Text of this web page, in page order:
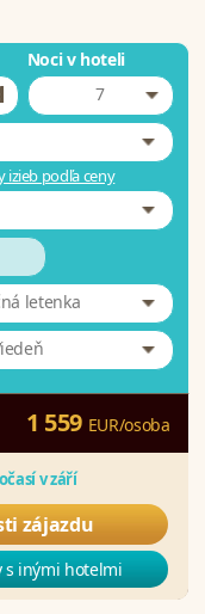
Noci v hoteli
7
izieb podľa ceny
letenka
1 559 EUR/osoba
v září
zájazdu
s inými hotelmi